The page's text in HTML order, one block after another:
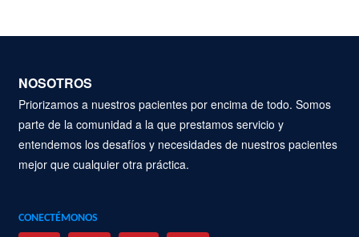
NOSOTROS
Priorizamos a nuestros pacientes por encima de todo. Somos
parte de la comunidad a la que prestamos servicio y
entendemos los desafíos y necesidades de nuestros pacientes
mejor que cualquier otra práctica.
CONECTÉMONOS